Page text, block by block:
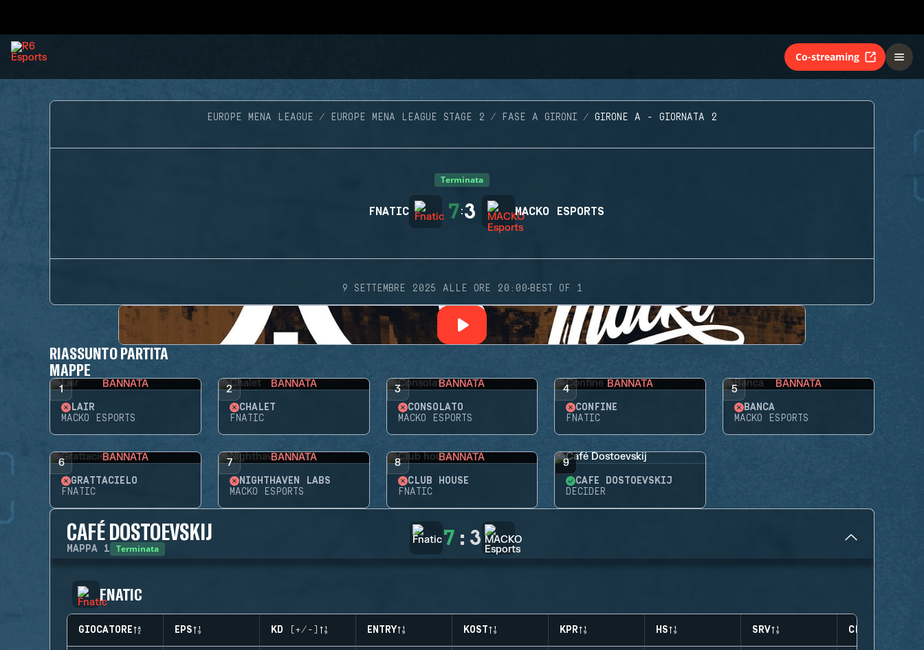
Co-streaming
EUROPE MENA LEAGUE EUROPE MENA LEAGUE STAGE 2 FASE A GIRONI GIRONE A - GIORNATA 2
Terminata
FNATIC 7:3 MACKO ESPORTS
9 SETTEMBRE 2025 ALLE ORE 20:00·BEST OF 1
RIASSUNTO PARTITA
MAPPE
1 BANNATA
LAIR
MACKO ESPORTS
2 BANNATA
CHALET
FNATIC
3 BANNATA
CONSOLATO
MACKO ESPORTS
4 BANNATA
CONFINE
FNATIC
5 BANNATA
BANCA
MACKO ESPORTS
6 BANNATA
GRATTACIELO
FNATIC
7 BANNATA
NIGHTHAVEN LABS
MACKO ESPORTS
8 BANNATA
CLUB HOUSE
FNATIC
9
CAFÉ DOSTOEVSKIJ
DECIDER
CAFÉ DOSTOEVSKIJ
MAPPA 1 Terminata 7 : 3
FNATIC
GIOCATORE EPS KD (+/-) ENTRY KOST KPR HS SRV CLUTCHES